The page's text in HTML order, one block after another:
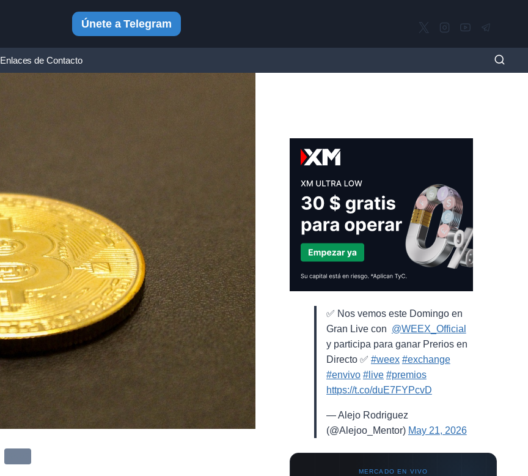
Únete a Telegram
Enlaces de Contacto
✅ Nos vemos este Domingo en
Gran Live con ⁨ @WEEX_Official
y participa para ganar Prerios en
Directo ✅ #weex #exchange
#envivo #live #premios
https://t.co/duE7FYPcvD
— Alejo Rodriguez
(@Alejoo_Mentor) May 21, 2026
MERCADO EN VIVO